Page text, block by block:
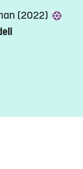
(2022)